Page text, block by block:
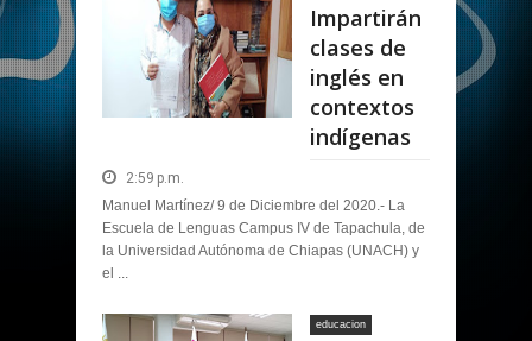
Impartirán
clases de
inglés en
contextos
indígenas
2:59 p.m.
Manuel Martínez/ 9 de Diciembre del 2020.- La
Escuela de Lenguas Campus IV de Tapachula, de
la Universidad Autónoma de Chiapas (UNACH) y
el ...
educacion